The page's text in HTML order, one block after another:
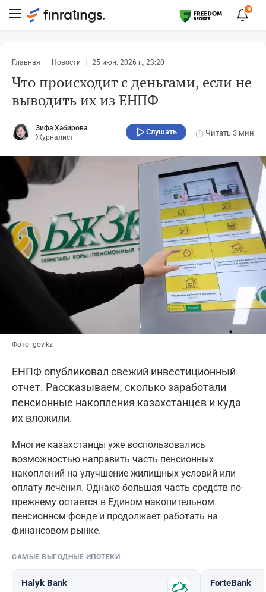
9
Главная Новости 25 июн. 2026 г., 23:20
Что происходит с деньгами, если не
выводить их из ЕНПФ
Зифа Хабирова
Журналист
Слушать Читать 3 мин
Фото: gov.kz
ЕНПФ опубликовал свежий инвестиционный
отчет. Рассказываем, сколько заработали
пенсионные накопления казахстанцев и куда
их вложили.
Многие казахстанцы уже воспользовались
возможностью направить часть пенсионных
накоплений на улучшение жилищных условий или
оплату лечения. Однако большая часть средств по-
прежнему остается в Едином накопительном
пенсионном фонде и продолжает работать на
финансовом рынке.
САМЫЕ ВЫГОДНЫЕ ИПОТЕКИ
Halyk Bank ForteBank